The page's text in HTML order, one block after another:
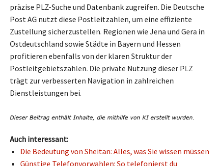
präzise PLZ-Suche und Datenbank zugreifen. Die Deutsche
Post AG nutzt diese Postleitzahlen, um eine effiziente
Zustellung sicherzustellen. Regionen wie Jena und Gera in
Ostdeutschland sowie Städte in Bayern und Hessen
profitieren ebenfalls von der klaren Struktur der
Postleitgebietszahlen. Die private Nutzung dieser PLZ
trägt zur verbesserten Navigation in zahlreichen
Dienstleistungen bei.
Auch interessant:
Die Bedeutung von Sheitan: Alles, was Sie wissen müssen
Günstige Telefonvorwahlen: So telefonierst du